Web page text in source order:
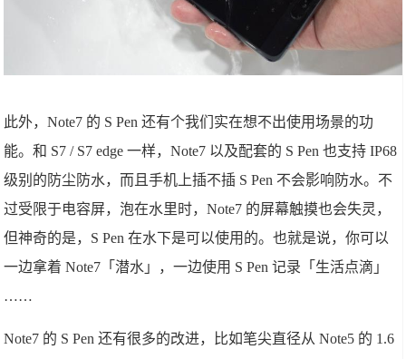
此外，Note7 的 S Pen 还有个我们实在想不出使用场景的功
能。和 S7 / S7 edge 一样，Note7 以及配套的 S Pen 也支持 IP68
级别的防尘防水，而且手机上插不插 S Pen 不会影响防水。不
过受限于电容屏，泡在水里时，Note7 的屏幕触摸也会失灵，
但神奇的是，S Pen 在水下是可以使用的。也就是说，你可以
一边拿着 Note7「潜水」，一边使用 S Pen 记录「生活点滴」
……
Note7 的 S Pen 还有很多的改进，比如笔尖直径从 Note5 的 1.6